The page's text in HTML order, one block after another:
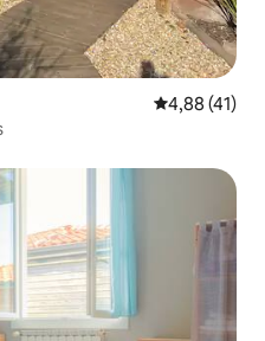
Évaluation
4,88 (41)